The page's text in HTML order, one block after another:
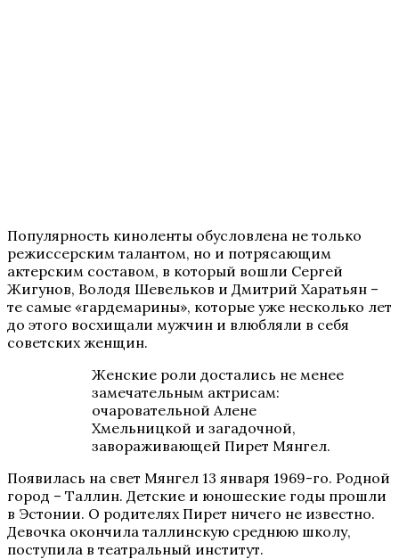
Популярность киноленты обусловлена не только
режиссерским талантом, но и потрясающим
актерским составом, в который вошли Сергей
Жигунов, Володя Шевельков и Дмитрий Харатьян –
те самые «гардемарины», которые уже несколько лет
до этого восхищали мужчин и влюбляли в себя
советских женщин.
Женские роли достались не менее
замечательным актрисам:
очаровательной Алене
Хмельницкой и загадочной,
завораживающей Пирет Мянгел.
Появилась на свет Мянгел 13 января 1969-го. Родной
город – Таллин. Детские и юношеские годы прошли
в Эстонии. О родителях Пирет ничего не известно.
Девочка окончила таллинскую среднюю школу,
поступила в театральный институт.